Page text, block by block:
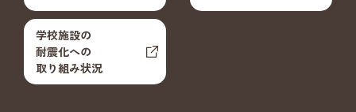
学校施設の
耐震化への
取り組み状況